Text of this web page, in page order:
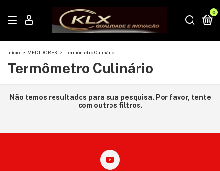
0
Início > MEDIDORES > Termômetro Culinário
Termômetro Culinário
Não temos resultados para sua pesquisa. Por favor, tente
com outros filtros.